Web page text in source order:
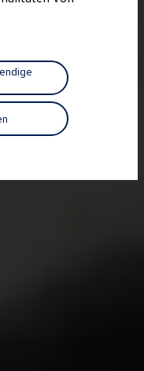
finden
und Shop